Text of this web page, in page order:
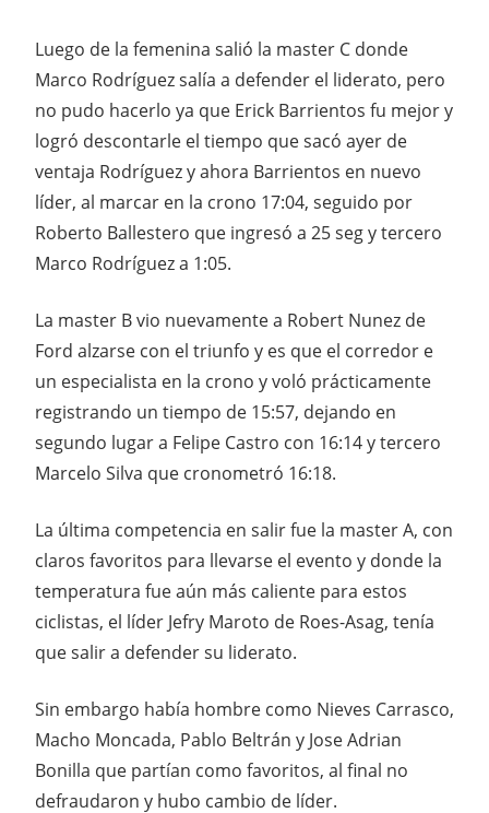
Luego de la femenina salió la master C donde
Marco Rodríguez salía a defender el liderato, pero
no pudo hacerlo ya que Erick Barrientos fu mejor y
logró descontarle el tiempo que sacó ayer de
ventaja Rodríguez y ahora Barrientos en nuevo
líder, al marcar en la crono 17:04, seguido por
Roberto Ballestero que ingresó a 25 seg y tercero
Marco Rodríguez a 1:05.
La master B vio nuevamente a Robert Nunez de
Ford alzarse con el triunfo y es que el corredor e
un especialista en la crono y voló prácticamente
registrando un tiempo de 15:57, dejando en
segundo lugar a Felipe Castro con 16:14 y tercero
Marcelo Silva que cronometró 16:18.
La última competencia en salir fue la master A, con
claros favoritos para llevarse el evento y donde la
temperatura fue aún más caliente para estos
ciclistas, el líder Jefry Maroto de Roes-Asag, tenía
que salir a defender su liderato.
Sin embargo había hombre como Nieves Carrasco,
Macho Moncada, Pablo Beltrán y Jose Adrian
Bonilla que partían como favoritos, al final no
defraudaron y hubo cambio de líder.